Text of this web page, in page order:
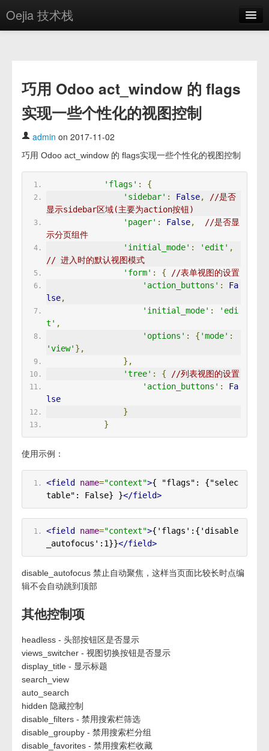
Oejia 技术栈
方案
OE学院
分享
关于
编辑器
巧用 Odoo act_window 的 flags
实现一些个性化的视图控制
admin on 2017-11-02
巧用 Odoo act_window 的 flags实现一些个性化的视图控制
'flags' :
{
'sidebar' : False,
//是否
显示sidebar区域(主要为action按钮)
'pager' : False,
//是否显
示分页组件
'initial_mode' : 'edit' ,
// 进入时的默认视图模式
'form' : {
//表单视图的设置
'action_buttons' :
Fa
lse,
'initial_mode' :
'edi
t' ,
'options' : { 'mode' :
'view' },
},
'tree' : {
//列表视图的设置
'action_buttons' :
Fa
lse
}
}
使用示例：
<field name="context">{ "flags": {"selec
table": False} }</field>
<field name="context">{'flags':{'disable
_autofocus':1}}</field>
disable_autofocus 禁止自动聚焦，这样当页面比较长时点编
辑不会自动跳到顶部
其他控制项
headless - 头部按钮区是否显示
views_switcher - 视图切换按钮是否显示
display_title - 显示标题
search_view
auto_search
hidden 隐藏控制
disable_filters - 禁用搜索栏筛选
disable_groupby - 禁用搜索栏分组
disable_favorites - 禁用搜索栏收藏